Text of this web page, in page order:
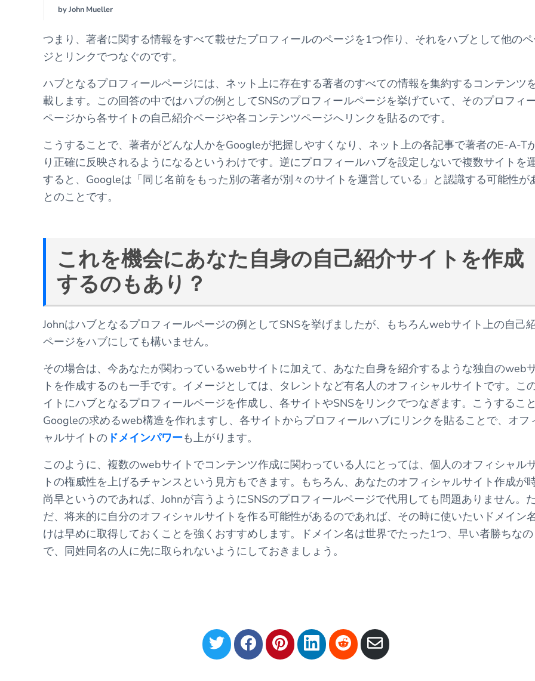
by John Mueller
つまり、著者に関する情報をすべて載せたプロフィールのページを1つ作り、それをハブとして他の
ジとリンクでつなぐのです。
ハブとなるプロフィールページには、ネット上に存在する著者のすべての情報を集約するコンテンツ
載します。この回答の中ではハブの例としてSNSのプロフィールページを挙げていて、そのプロフィ
ページから各サイトの自己紹介ページや各コンテンツページへリンクを貼るのです。
こうすることで、著者がどんな人かをGoogleが把握しやすくなり、ネット上の各記事で著者のE-A-T
り正確に反映されるようになるというわけです。逆にプロフィールハブを設定しないで複数サイトを
すると、Googleは「同じ名前をもった別の著者が別々のサイトを運営している」と認識する可能性が
とのことです。
これを機会にあなた自身の自己紹介サイトを作成
するのもあり？
Johnはハブとなるプロフィールページの例としてSNSを挙げましたが、もちろんwebサイト上の自己
ページをハブにしても構いません。
その場合は、今あなたが関わっているwebサイトに加えて、あなた自身を紹介するような独自のweb
トを作成するのも一手です。イメージとしては、タレントなど有名人のオフィシャルサイトです。こ
イトにハブとなるプロフィールページを作成し、各サイトやSNSをリンクでつなぎます。こうするこ
Googleの求めるweb構造を作れますし、各サイトからプロフィールハブにリンクを貼ることで、オフ
ャルサイトの ドメインパワーも上がります。
このように、複数のwebサイトでコンテンツ作成に関わっている人にとっては、個人のオフィシャル
トの権威性を上げるチャンスという見方もできます。もちろん、あなたのオフィシャルサイト作成が
尚早というのであれば、Johnが言うようにSNSのプロフィールページで代用しても問題ありません。た
だ、将来的に自分のオフィシャルサイトを作る可能性があるのであれば、その時に使いたいドメイン
けは早めに取得しておくことを強くおすすめします。ドメイン名は世界でたった1つ、早い者勝ちなの
で、同姓同名の人に先に取られないようにしておきましょう。
S
h
S
h
S
h
S
h
S
h
S
h